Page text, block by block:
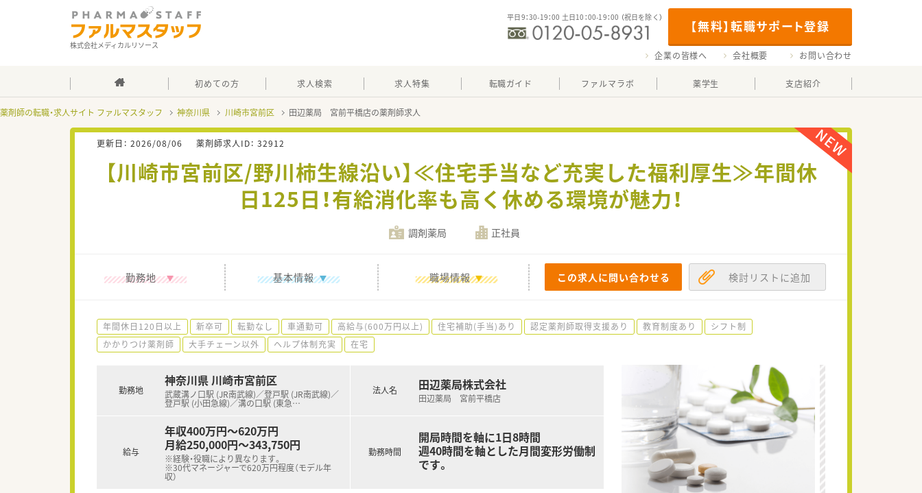
株式会社メディカルリソース
【無料】転職サポート登録
平日9：30-19：00 土日10：00-19：00 （祝日を除く）
企業の皆様へ 会社概要 お問い合わせ
初めての方 求人検索 求人特集 転職ガイド ファルマラボ 薬学生 支店紹介
薬剤師の転職・求人サイト ファルマスタッフ 神奈川県 川崎市宮前区 田辺薬局 宮前平橋店の薬剤師求人
更新日： 2026/08/06 薬剤師求人ID： 32912
【川崎市宮前区/野川柿生線沿い】≪住宅手当など充実した福利厚生≫年間休
日125日！有給消化率も高く休める環境が魅力！
調剤薬局 正社員
勤務地 基本情報 職場情報 この求人に問い合わせる 検討リストに追加
年間休日120日以上 新卒可 転勤なし 車通勤可 高給与(600万円以上) 住宅補助(手当)あり 認定薬剤師取得支援あり 教育制度あり
シフト制
かかりつけ薬剤師
大手チェーン以外 ヘルプ体制充実 在宅
勤務地
神奈川県 川崎市宮前区
武蔵溝ノ口駅 (JR南武線)／登戸駅 (JR南武線)／
登戸駅 (小田急線)／溝の口駅 (東急…
給与
年収400万円～620万円
月給250,000円～343,750円
※経験・役職により異なります。
※30代マネージャーで620万円程度（モデル年
収）
法人名 田辺薬局株式会社
田辺薬局 宮前平橋店
勤務時間
開局時間を軸に1日8時間
週40時間を軸とした月間変形労働制
です。